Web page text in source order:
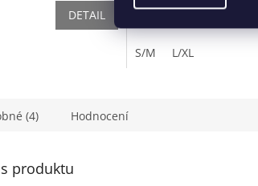
DETAIL 759 Kč
S/M L/XL
(4) Hodnocení
produktu